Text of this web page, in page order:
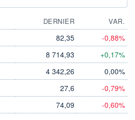
DERNIER
VAR.
82,35 -0,88%
8 714,93 +0,17%
4 342,26 0,00%
27,6 -0,79%
74,09 -0,60%